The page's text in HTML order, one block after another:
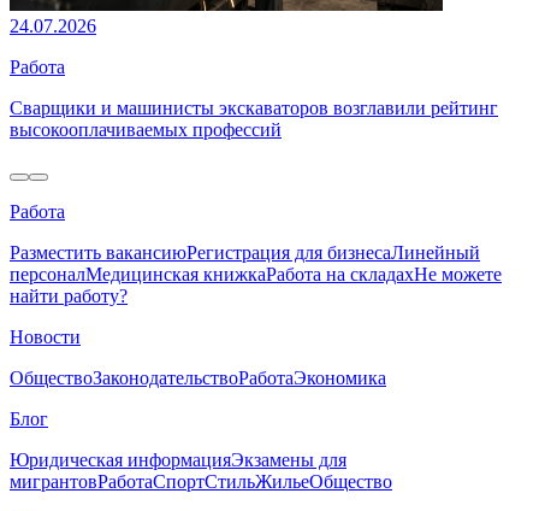
24.07.2026
Работа
Сварщики и машинисты экскаваторов возглавили рейтинг
высокооплачиваемых профессий
Работа
Разместить вакансиюРегистрация для бизнесаЛинейный
персоналМедицинская книжкаРабота на складахНе можете
найти работу?
Новости
ОбществоЗаконодательствоРаботаЭкономика
Блог
Юридическая информацияЭкзамены для
мигрантовРаботаСпортСтильЖильеОбщество